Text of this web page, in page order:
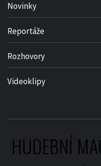
Novinky
Reportáže
Rozhovory
Videoklipy
HUDEBNÍ